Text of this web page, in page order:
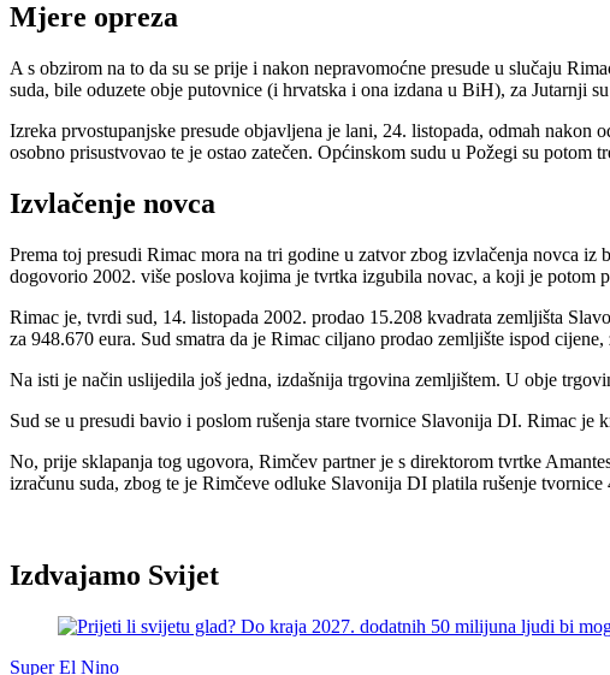
Mjere opreza
A s obzirom na to da su se prije i nakon nepravomoćne presude u slučaju
suda, bile oduzete obje putovnice (i hrvatska i ona izdana u BiH), za Jutarnji
Izreka prvostupanjske presude objavljena je lani, 24. listopada, odmah
osobno prisustvovao te je ostao zatečen. Općinskom sudu u Požegi su potom
Izvlačenje novca
Prema toj presudi Rimac mora na tri godine u zatvor zbog izvlačenja novca
dogovorio 2002. više poslova kojima je tvrtka izgubila novac, a koji je potom
Rimac je, tvrdi sud, 14. listopada 2002. prodao 15.208 kvadrata zemljišta
za 948.670 eura. Sud smatra da je Rimac ciljano prodao zemljište ispod
Na isti je način uslijedila još jedna, izdašnija trgovina zemljištem. U obje
Sud se u presudi bavio i poslom rušenja stare tvornice Slavonija DI. Rimac
No, prije sklapanja tog ugovora, Rimčev partner je s direktorom tvrtke
izračunu suda, zbog te je Rimčeve odluke Slavonija DI platila rušenje
Izdvajamo Svijet
Super El Nino